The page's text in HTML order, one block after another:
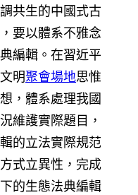
共生的中國式古
要以體系不雅念
編輯。在習近平
明聚會場地思惟
，體系處理我國
維護實際題目，
的立法實際規范
式立異性，完成
的生態法典編輯